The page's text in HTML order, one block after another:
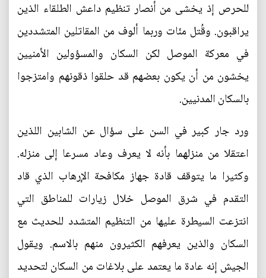
للحرص إذ يخشى من أنصار تنظيم داعش الطلقاء الذين
يراقبون. وقُتل مئات وربما ألوف من المقاتلين المتشددين
في معركة الموصل لكن السكان والمسؤولين الأمنيين
يخشون من أن يكون بعضهم قد حلقوا ذقونهم وامتزجوا
بالسكان المدنيين.
ورد جار كبير في السن على سؤال عن الشابين اللذين
اعتقلا من منزلهما بأنه لا يعرف وعاد مسرعا إلى منزله.
وكثيرا ما يتوقف قادة جهاز مكافحة الإرهاب الذي قاد
التقدم في شرق الموصل خلال زيارات للمناطق التي
انتزعت السيطرة عليها من التنظيم المتشدد للحديث مع
السكان والذين يعرفهم الكثيرون منهم بالاسم. ويقول
الجيش إنه عادة ما يعتمد على بلاغات من السكان لتحديد